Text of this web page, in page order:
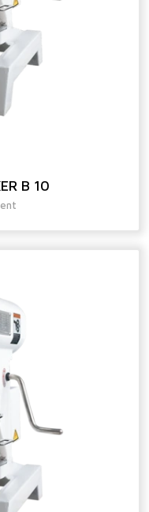
B 10